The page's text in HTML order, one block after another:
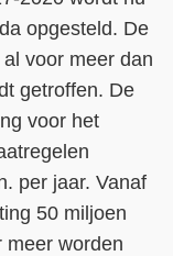
opgesteld. De
voor meer dan
getroffen. De
voor het
per jaar. Vanaf
50 miljoen
meer worden